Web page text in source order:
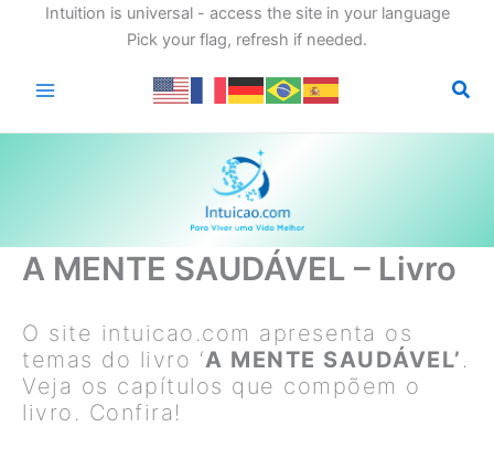
Intuition is universal - access the site in your language
Pick your flag, refresh if needed.
A MENTE SAUDÁVEL – Livro
O site intuicao.com apresenta os
temas do livro ‘A MENTE SAUDÁVEL’ .
Veja os capítulos que compõem o
livro. Confira!